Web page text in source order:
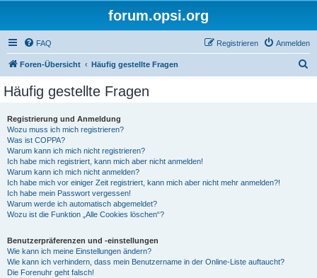
forum.opsi.org
FAQ Anmelden
Registrieren
Foren-Übersicht Häufig gestellte Fragen
Häufig gestellte Fragen
Registrierung und Anmeldung
Wozu muss ich mich registrieren?
Was ist COPPA?
Warum kann ich mich nicht registrieren?
Ich habe mich registriert, kann mich aber nicht anmelden!
Warum kann ich mich nicht anmelden?
Ich habe mich vor einiger Zeit registriert, kann mich aber nicht mehr anmelden?!
Ich habe mein Passwort vergessen!
Warum werde ich automatisch abgemeldet?
Wozu ist die Funktion „Alle Cookies löschen“?
Benutzerpräferenzen und -einstellungen
Wie kann ich meine Einstellungen ändern?
Wie kann ich verhindern, dass mein Benutzername in der Online-Liste auftaucht?
Die Forenuhr geht falsch!